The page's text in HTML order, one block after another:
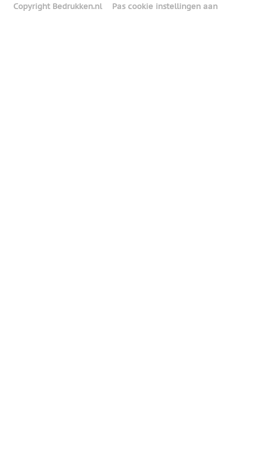
Copyright Bedrukken.nl Pas cookie instellingen aan